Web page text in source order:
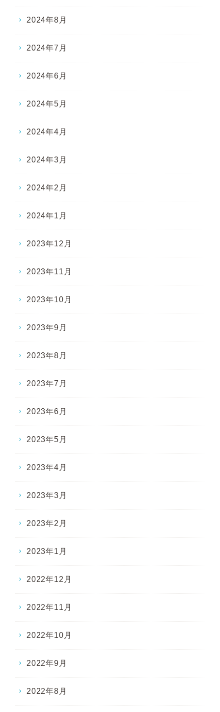
2024年8月
2024年7月
2024年6月
2024年5月
2024年4月
2024年3月
2024年2月
2024年1月
2023年12月
2023年11月
2023年10月
2023年9月
2023年8月
2023年7月
2023年6月
2023年5月
2023年4月
2023年3月
2023年2月
2023年1月
2022年12月
2022年11月
2022年10月
2022年9月
2022年8月